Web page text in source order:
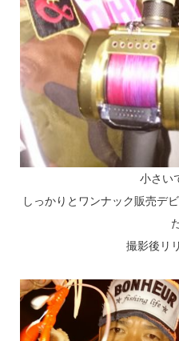
小さい
しっかりとワンナック販売デ
撮影後リ